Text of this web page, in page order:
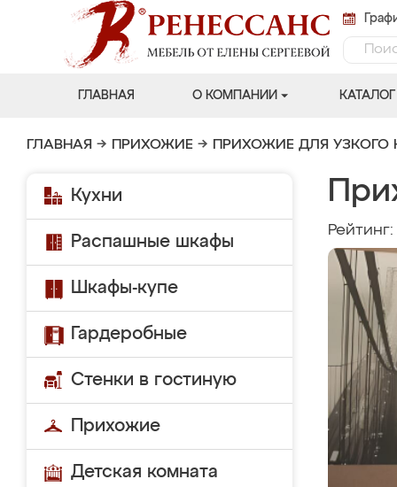
ГЛАВНАЯ О КОМПАНИИ КАТАЛОГ
ГЛАВНАЯ → ПРИХОЖИЕ → ПРИХОЖИЕ ДЛЯ УЗКОГО
Кухни
Распашные шкафы
Шкафы-купе
Гардеробные
Стенки в гостиную
Прихожие
Детская комната
Рейтинг: